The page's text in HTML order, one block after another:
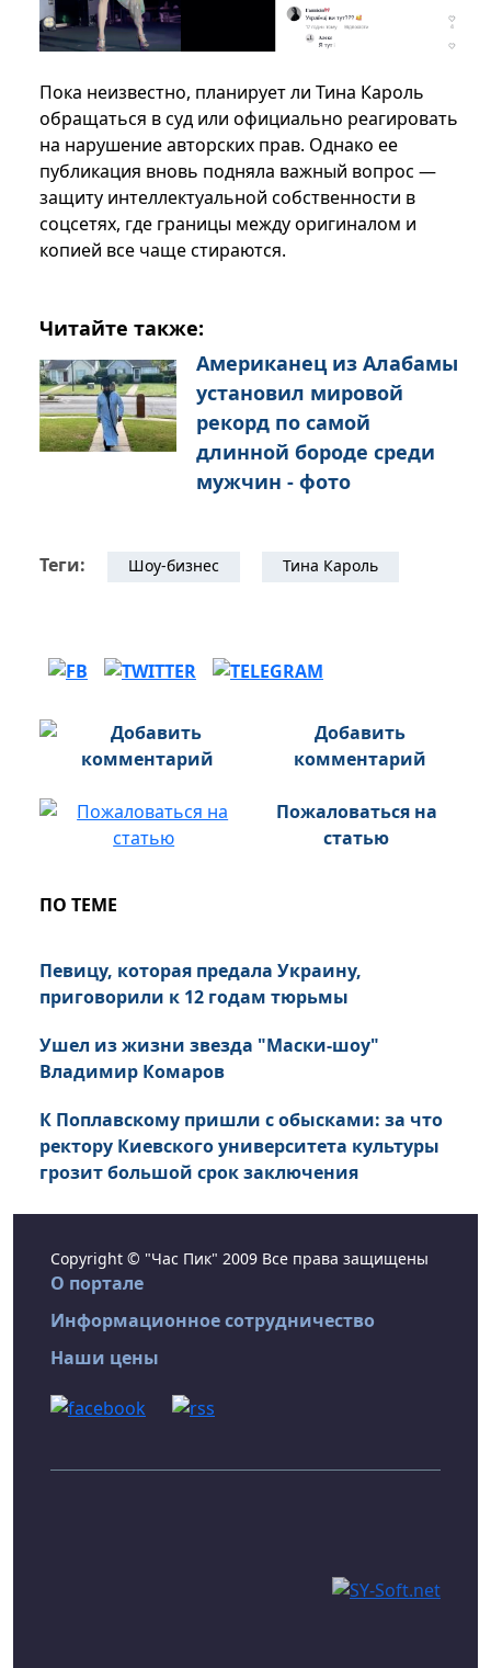
Пока неизвестно, планирует ли Тина Кароль
обращаться в суд или официально реагировать
на нарушение авторских прав. Однако ее
публикация вновь подняла важный вопрос —
защиту интеллектуальной собственности в
соцсетях, где границы между оригиналом и
копией все чаще стираются.
Читайте также:
Американец из Алабамы
установил мировой
рекорд по самой
длинной бороде среди
мужчин - фото
Теги: Шоу-бизнес Тина Кароль
Добавить
комментарий
Пожаловаться на
статью
ПО ТЕМЕ
Певицу, которая предала Украину,
приговорили к 12 годам тюрьмы
Ушел из жизни звезда "Маски-шоу"
Владимир Комаров
К Поплавскому пришли с обысками: за что
ректору Киевского университета культуры
грозит большой срок заключения
Copyright © "Час Пик" 2009 Все права защищены
О портале
Информационное сотрудничество
Наши цены